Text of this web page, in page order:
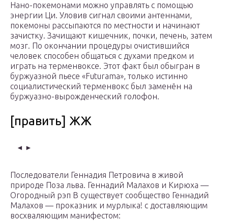
Нано-покемонами можно управлять с помощью
энергии Ци. Уловив сигнал своими антеннами,
покемоны рассыпаются по местности и начинают
зачистку. Зачищают кишечник, почки, печень, затем
мозг. По окончании процедуры очистившийся
человек способен общаться с духами предком и
играть на терменвоксе. Этот факт был обыгран в
буржуазной пьесе «Futurama», только истинно
социалистический терменвокс был заменён на
буржуазно-вырожденческий голофон.
[править] ЖЖ
◄ ►
Последователи Геннадия Петровича в живой
природе Поза льва. Геннадий Малахов и Кирюха —
Огородный рэп В существует сообщество Геннадий
Малахов — проказник и мурлыка! с доставляющим
восхваляющим манифестом: